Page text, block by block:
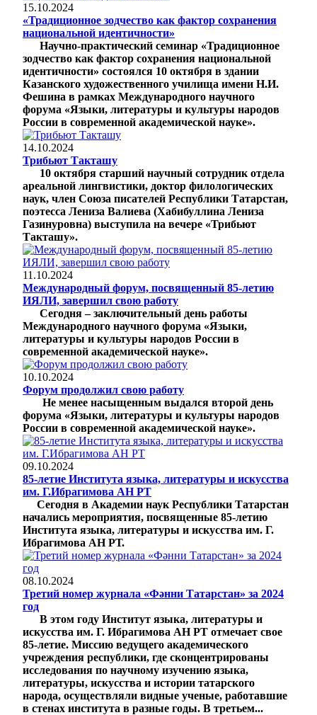
15.10.2024
«Традиционное зодчество как фактор сохранения
национальной идентичности»
Научно-практический семинар «Традиционное
зодчество как фактор сохранения национальной
идентичности» состоялся 10 октября в здании
Казанского художественного училища имени Н.И.
Фешина в рамках Международного научного
форума «Языки, литературы и культуры народов
России в современной академической науке».
14.10.2024
Трибьют Такташу
10 октября старший научный сотрудник отдела
ареальной лингвистики, доктор филологических
наук, член Союза писателей Республики Татарстан,
поэтесса Лениза Валиева (Хабибуллина Лениза
Газинуровна) выступила на вечере «Трибьют
Такташу».
11.10.2024
Международный форум, посвященный 85-летию
ИЯЛИ, завершил свою работу
Сегодня – заключительный день работы
Международного научного форума «Языки,
литературы и культуры народов России в
современной академической науке».
10.10.2024
Форум продолжил свою работу
Не менее насыщенным выдался второй день
форума «Языки, литературы и культуры народов
России в современной академической науке».
09.10.2024
85-летие Института языка, литературы и искусства
им. Г.Ибрагимова АН РТ
Сегодня в Академии наук Республики Татарстан
начались мероприятия, посвященные 85-летию
Института языка, литературы и искусства им. Г.
Ибрагимова АН РТ.
08.10.2024
Третий номер журнала «Фәнни Татарстан» за 2024
год
В этом году Институт языка, литературы и
искусства им. Г. Ибрагимова АН РТ отмечает свое
85-летие. Миссию ведущего академического
учреждения республики, где сконцентрированы
исследования по научному изучению языка,
литературы, искусства и истории татарского
народа, осуществляли видные ученые, работавшие
в стенах института в разные годы. В третьем...